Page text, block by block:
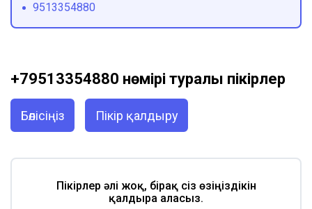
9513354880
+79513354880 нөмірі туралы пікірлер
Бөлісіңіз Пікір қалдыру
Пікірлер әлі жоқ, бірақ сіз өзіңіздікін
қалдыра аласыз.